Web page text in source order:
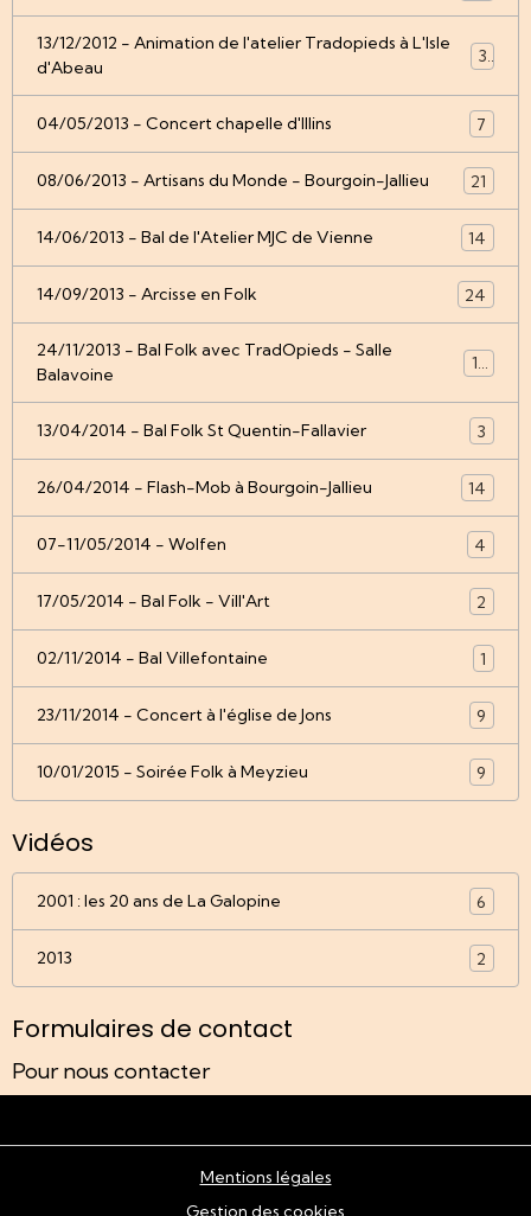
13/12/2012 - Animation de l'atelier Tradopieds à L'Isle
d'Abeau
3
04/05/2013 - Concert chapelle d'Illins 7
08/06/2013 - Artisans du Monde - Bourgoin-Jallieu 21
14/06/2013 - Bal de l'Atelier MJC de Vienne 14
14/09/2013 - Arcisse en Folk 24
24/11/2013 - Bal Folk avec TradOpieds - Salle
Balavoine
12
13/04/2014 - Bal Folk St Quentin-Fallavier 3
26/04/2014 - Flash-Mob à Bourgoin-Jallieu 14
07-11/05/2014 - Wolfen 4
17/05/2014 - Bal Folk - Vill'Art 2
02/11/2014 - Bal Villefontaine 1
23/11/2014 - Concert à l'église de Jons 9
10/01/2015 - Soirée Folk à Meyzieu 9
Vidéos
2001 : les 20 ans de La Galopine 6
2013 2
Formulaires de contact
Pour nous contacter
Mentions légales
Gestion des cookies